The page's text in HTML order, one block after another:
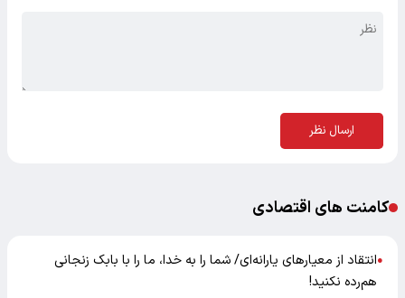
ارسال نظر
کامنت های اقتصادی
●انتقاد از معیارهای یارانه‌ای/ شما را به خدا، ما را با بابک زنجانی
هم‌رده نکنید!